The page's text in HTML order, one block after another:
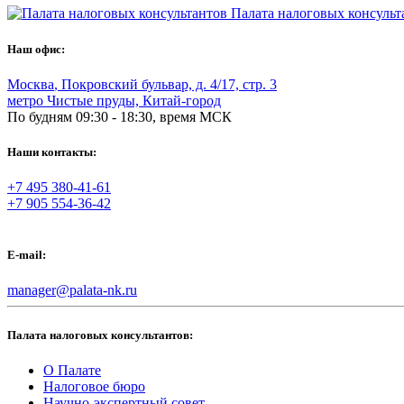
Палата налоговых
Наш офис:
Москва, Покровский бульвар, д. 4/17, стр. 3
метро Чистые пруды, Китай-город
По будням 09:30 - 18:30, время МСК
Наши контакты:
+7 495 380-41-61
+7 905 554-36-42
E-mail:
manager@palata-nk.ru
Палата налоговых консультантов:
О Палате
Налоговое бюро